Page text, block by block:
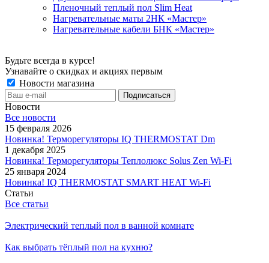
Пленочный теплый пол Slim Heat
Нагревательные маты 2НК «Мастер»
Нагревательные кабели БНК «Мастер»
Будьте всегда в курсе!
Узнавайте о скидках и акциях первым
Новости магазина
Новости
Все новости
15 февраля 2026
Новинка! Терморегуляторы IQ THERMOSTAT Dm
1 декабря 2025
Новинка! Терморегуляторы Теплолюкс Solus Zen Wi-Fi
25 января 2024
Новинка! IQ THERMOSTAT SMART HEAT Wi-Fi
Статьи
Все статьи
Электрический теплый пол в ванной комнате
Как выбрать тёплый пол на кухню?